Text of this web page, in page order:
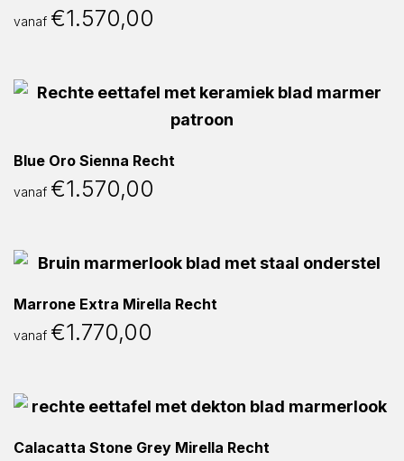
vanaf €1.570,00
Blue Oro Sienna Recht
vanaf €1.570,00
Marrone Extra Mirella Recht
vanaf €1.770,00
Calacatta Stone Grey Mirella Recht